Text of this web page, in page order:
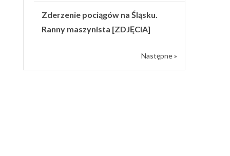
Zderzenie pociągów na Śląsku.
Ranny maszynista [ZDJĘCIA]
Następne »